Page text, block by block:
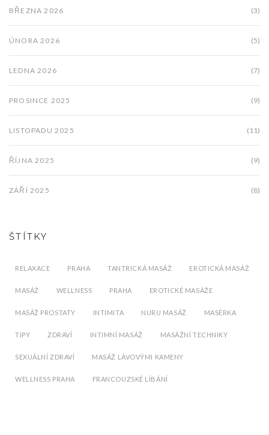
BŘEZNA 2026 (3)
ÚNORA 2026 (5)
LEDNA 2026 (7)
PROSINCE 2025 (9)
LISTOPADU 2025 (11)
ŘÍJNA 2025 (9)
ZÁŘÍ 2025 (8)
ŠTÍTKY
RELAXACE PRAHA TANTRICKÁ MASÁŽ EROTICKÁ MASÁŽ
MASÁŽ WELLNESS PRAHA EROTICKÉ MASÁŽE
MASÁŽ PROSTATY INTIMITA NURU MASÁŽ MASÉRKA
TIPY ZDRAVÍ INTIMNÍ MASÁŽ MASÁŽNÍ TECHNIKY
SEXUÁLNÍ ZDRAVÍ MASÁŽ LÁVOVÝMI KAMENY
WELLNESS PRAHA FRANCOUZSKÉ LÍBÁNÍ